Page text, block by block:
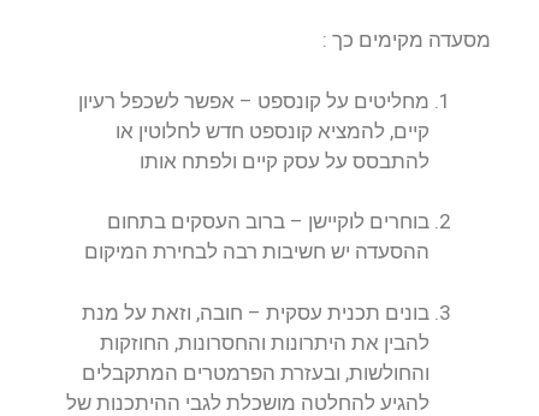
מסעדה מקימים כך :
מחליטים על קונספט – אפשר לשכפל רעיון
קיים, להמציא קונספט חדש לחלוטין או
להתבסס על עסק קיים ולפתח אותו
בוחרים לוקיישן – ברוב העסקים בתחום
ההסעדה יש חשיבות רבה לבחירת המיקום
בונים תכנית עסקית – חובה, וזאת על מנת
להבין את היתרונות והחסרונות, החוזקות
והחולשות, ובעזרת הפרמטרים המתקבלים
להגיע להחלטה מושכלת לגבי ההיתכנות של